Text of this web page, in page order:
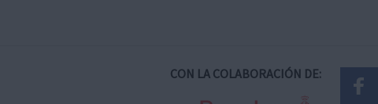
CON LA COLABORACIÓN DE: